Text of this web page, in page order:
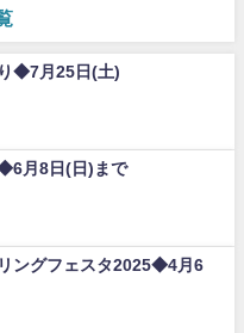
◆7月25日(土)
月8日(日)まで
ングフェスタ2025◆4月6